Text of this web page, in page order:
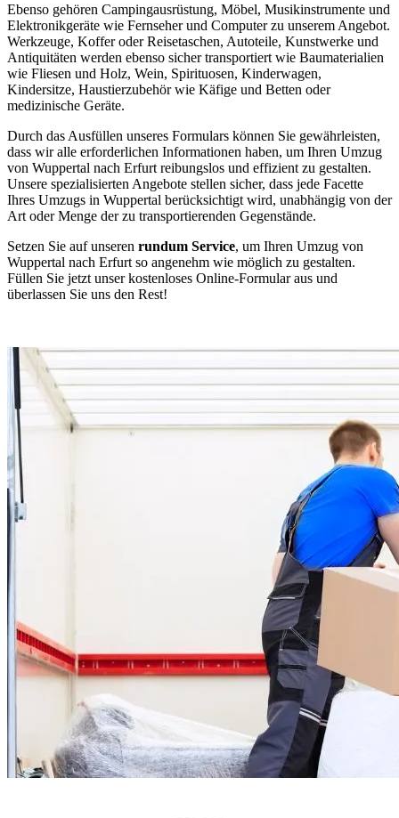
Ebenso gehören Campingausrüstung, Möbel, Musikinstrumente und
Elektronikgeräte wie Fernseher und Computer zu unserem Angebot.
Werkzeuge, Koffer oder Reisetaschen, Autoteile, Kunstwerke und
Antiquitäten werden ebenso sicher transportiert wie Baumaterialien
wie Fliesen und Holz, Wein, Spirituosen, Kinderwagen,
Kindersitze, Haustierzubehör wie Käfige und Betten oder
medizinische Geräte.
Durch das Ausfüllen unseres Formulars können Sie gewährleisten,
dass wir alle erforderlichen Informationen haben, um Ihren Umzug
von Wuppertal nach Erfurt reibungslos und effizient zu gestalten.
Unsere spezialisierten Angebote stellen sicher, dass jede Facette
Ihres Umzugs in Wuppertal berücksichtigt wird, unabhängig von der
Art oder Menge der zu transportierenden Gegenstände.
Setzen Sie auf unseren rundum Service, um Ihren Umzug von
Wuppertal nach Erfurt so angenehm wie möglich zu gestalten.
Füllen Sie jetzt unser kostenloses Online-Formular aus und
überlassen Sie uns den Rest!